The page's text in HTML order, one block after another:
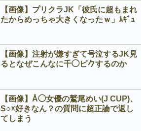
【画像】プリクラJK「彼氏に超もまれ
たからめっちゃ大きくなったｗ」ﾑｷﾞｭ
【画像】注射が嫌すぎて号泣するJK見
るとなぜこんなに千◯ピ𠂊するのか
【画像】Å◯女優の鷲尾めい(J CUP)、
S○☓好きなん？の質問に超正論で返し
てしまう